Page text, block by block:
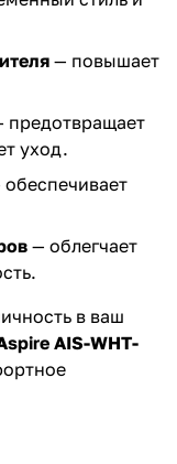
— повышает
предотвращает
уход.
— облегчает
в ваш
AIS-WHT-